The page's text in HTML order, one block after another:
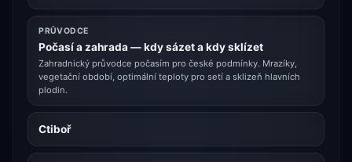
PRŮVODCE
Počasí a zahrada — kdy sázet a kdy sklízet
Zahradnický průvodce počasím pro české podmínky. Mrazíky,
vegetační období, optimální teploty pro setí a sklizeň hlavních
plodin.
Ctiboř